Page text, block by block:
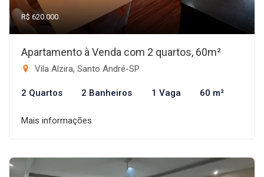
R$ 620.000
Apartamento à Venda com 2 quartos, 60m²
Vila Alzira, Santo André-SP
2 Quartos 2 Banheiros 1 Vaga 60 m²
Mais informações